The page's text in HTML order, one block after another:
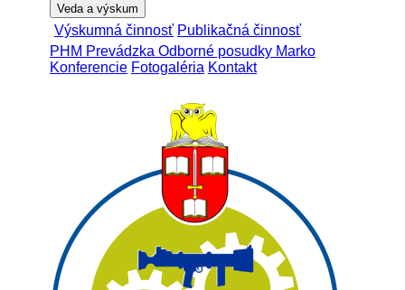
Veda a výskum
Výskumná činnosť Publikačná činnosť
PHM Prevádzka Odborné posudky Marko
Konferencie Fotogaléria Kontakt